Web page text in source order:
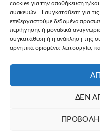
cookies για την αποθήκευση ή/
συσκευών. Η συγκατάθεση για τις
επεξεργαστούμε δεδομένα
περιήγησης ή μοναδικά
συγκατάθεση ή η ανάκληση της
αρνητικά ορισμένες λειτουργίες
ΔΕΝ
Blog
ΑΚΟΛΟΥΘΗΣΤΕ ΜΑΣ
Instagram
FaceBook